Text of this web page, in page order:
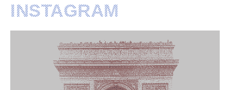
INSTAGRAM